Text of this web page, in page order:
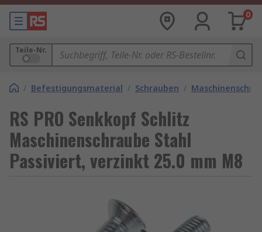
0
Teile-Nr.
/ Befestigungsmaterial / Schrauben /
RS PRO Senkkopf Schlitz
Maschinenschraube Stahl
Passiviert, verzinkt 25.0 mm M8